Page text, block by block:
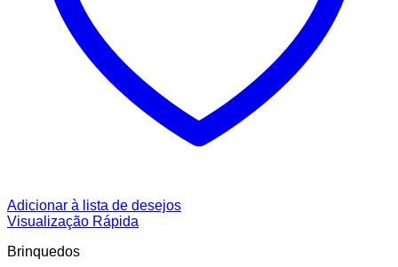
Adicionar à lista de desejos
Visualização Rápida
Brinquedos